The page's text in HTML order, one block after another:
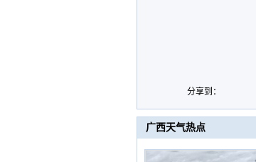
分享到：
广西天气热点